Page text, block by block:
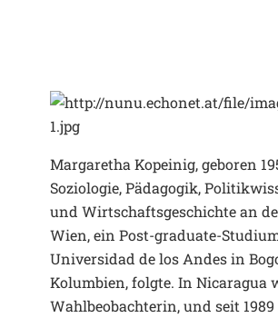
Margaretha Kopeinig, geboren
Soziologie, Pädagogik,
und Wirtschafts­geschichte an
Wien, ein Post-graduate-
Universidad de los Andes in
Kolumbien, folgte. In Nicaragua
Wahlbeobachterin, und seit